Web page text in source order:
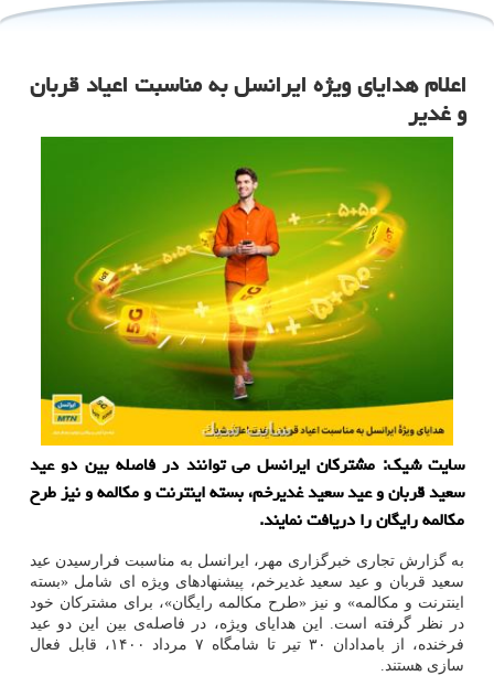
اعلام هدایای ویژه ایرانسل به مناسبت اعیاد قربان
و غدیر
سایت شیک: مشترکان ایرانسل می توانند در فاصله بین دو عید
سعید قربان و عید سعید غدیرخم، بسته اینترنت و مکالمه و نیز طرح
مکالمه رایگان را دریافت نمایند.
به گزارش تجاری خبرگزاری مهر، ایرانسل به مناسبت فرارسیدن عید
سعید قربان و عید سعید غدیرخم، پیشنهادهای ویژه ای شامل «بسته
اینترنت و مکالمه» و نیز «طرح مکالمه رایگان»، برای مشترکان خود
در نظر گرفته است. این هدایای ویژه، در فاصله‌ی بین این دو عید
فرخنده، از بامدادان ۳۰ تیر تا شامگاه ۷ مرداد ۱۴۰۰، قابل فعال
سازی هستند.